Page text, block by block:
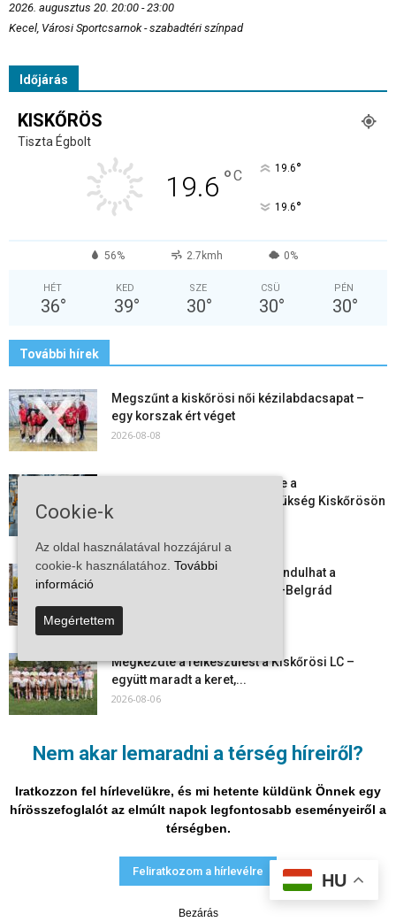
Nem akar lemaradni a térség híreiről?
Iratkozzon fel hírlevelükre, és mi hetente küldünk Önnek egy
hírösszefoglalót az elmúlt napok legfontosabb eseményeiről a
térségben.
Feliratkozom a hírlevélre
Bezárás
2026. augusztus 20. 20:00 - 23:00
Kecel, Városi Sportcsarnok - szabadtéri színpad
Időjárás
KISKŐRÖS
Tiszta Égbolt
19.6 °C 19.6°
19.6°
56% 2.7kmh 0%
HÉT
36°
KED
39°
SZE
30°
CSÜ
30°
PÉN
30°
További hírek
Megszűnt a kiskőrösi női kézilabdacsapat –
egy korszak ért véget
2026-08-08
Aktuális állásajánlatok: ezekre a
munkavállalókra van most szükség Kiskőrösön
és a...
Vitézy Dávid: már ősszel újraindulhat a
személyszállítás a Budapest–Belgrád
vasútvonalon
2026-08-06
Megkezdte a felkészülést a Kiskőrösi LC –
együtt maradt a keret,...
2026-08-06
Mi történik Európa felett? Ezért nem tud
szabadulni a kontinens a...
2026-08-05
Adatvédelmi nyilatkozat Médiaajánlat Impresszum
HU
Cookie-k
Az oldal használatával hozzájárul a
cookie-k használatához. További
információ
Megértettem